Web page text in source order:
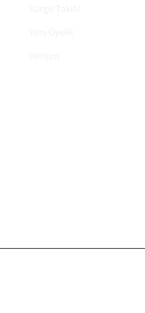
ile korunmaktadır.